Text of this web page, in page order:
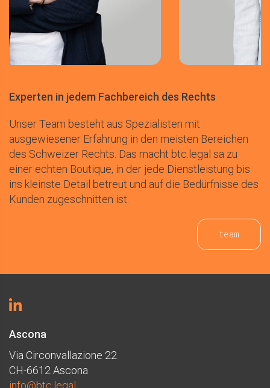
Experten in jedem Fachbereich des Rechts
Unser Team besteht aus Spezialisten mit
ausgewiesener Erfahrung in den meisten Bereichen
des Schweizer Rechts. Das macht btc.legal sa zu
einer echten Boutique, in der jede Dienstleistung bis
ins kleinste Detail betreut und auf die Bedürfnisse des
Kunden zugeschnitten ist.
team
Ascona
Via Circonvallazione 22
CH-6612 Ascona
info@btc.legal